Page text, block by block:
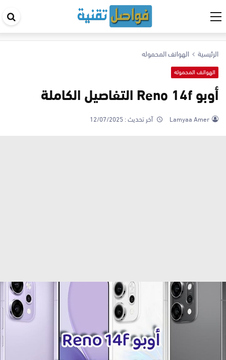
الرئيسية الهواتف المحموله
الهواتف المحموله
أوبو Reno 14f التفاصيل الكاملة
Lamyaa Amer آخر تحديث : 12/07/2025